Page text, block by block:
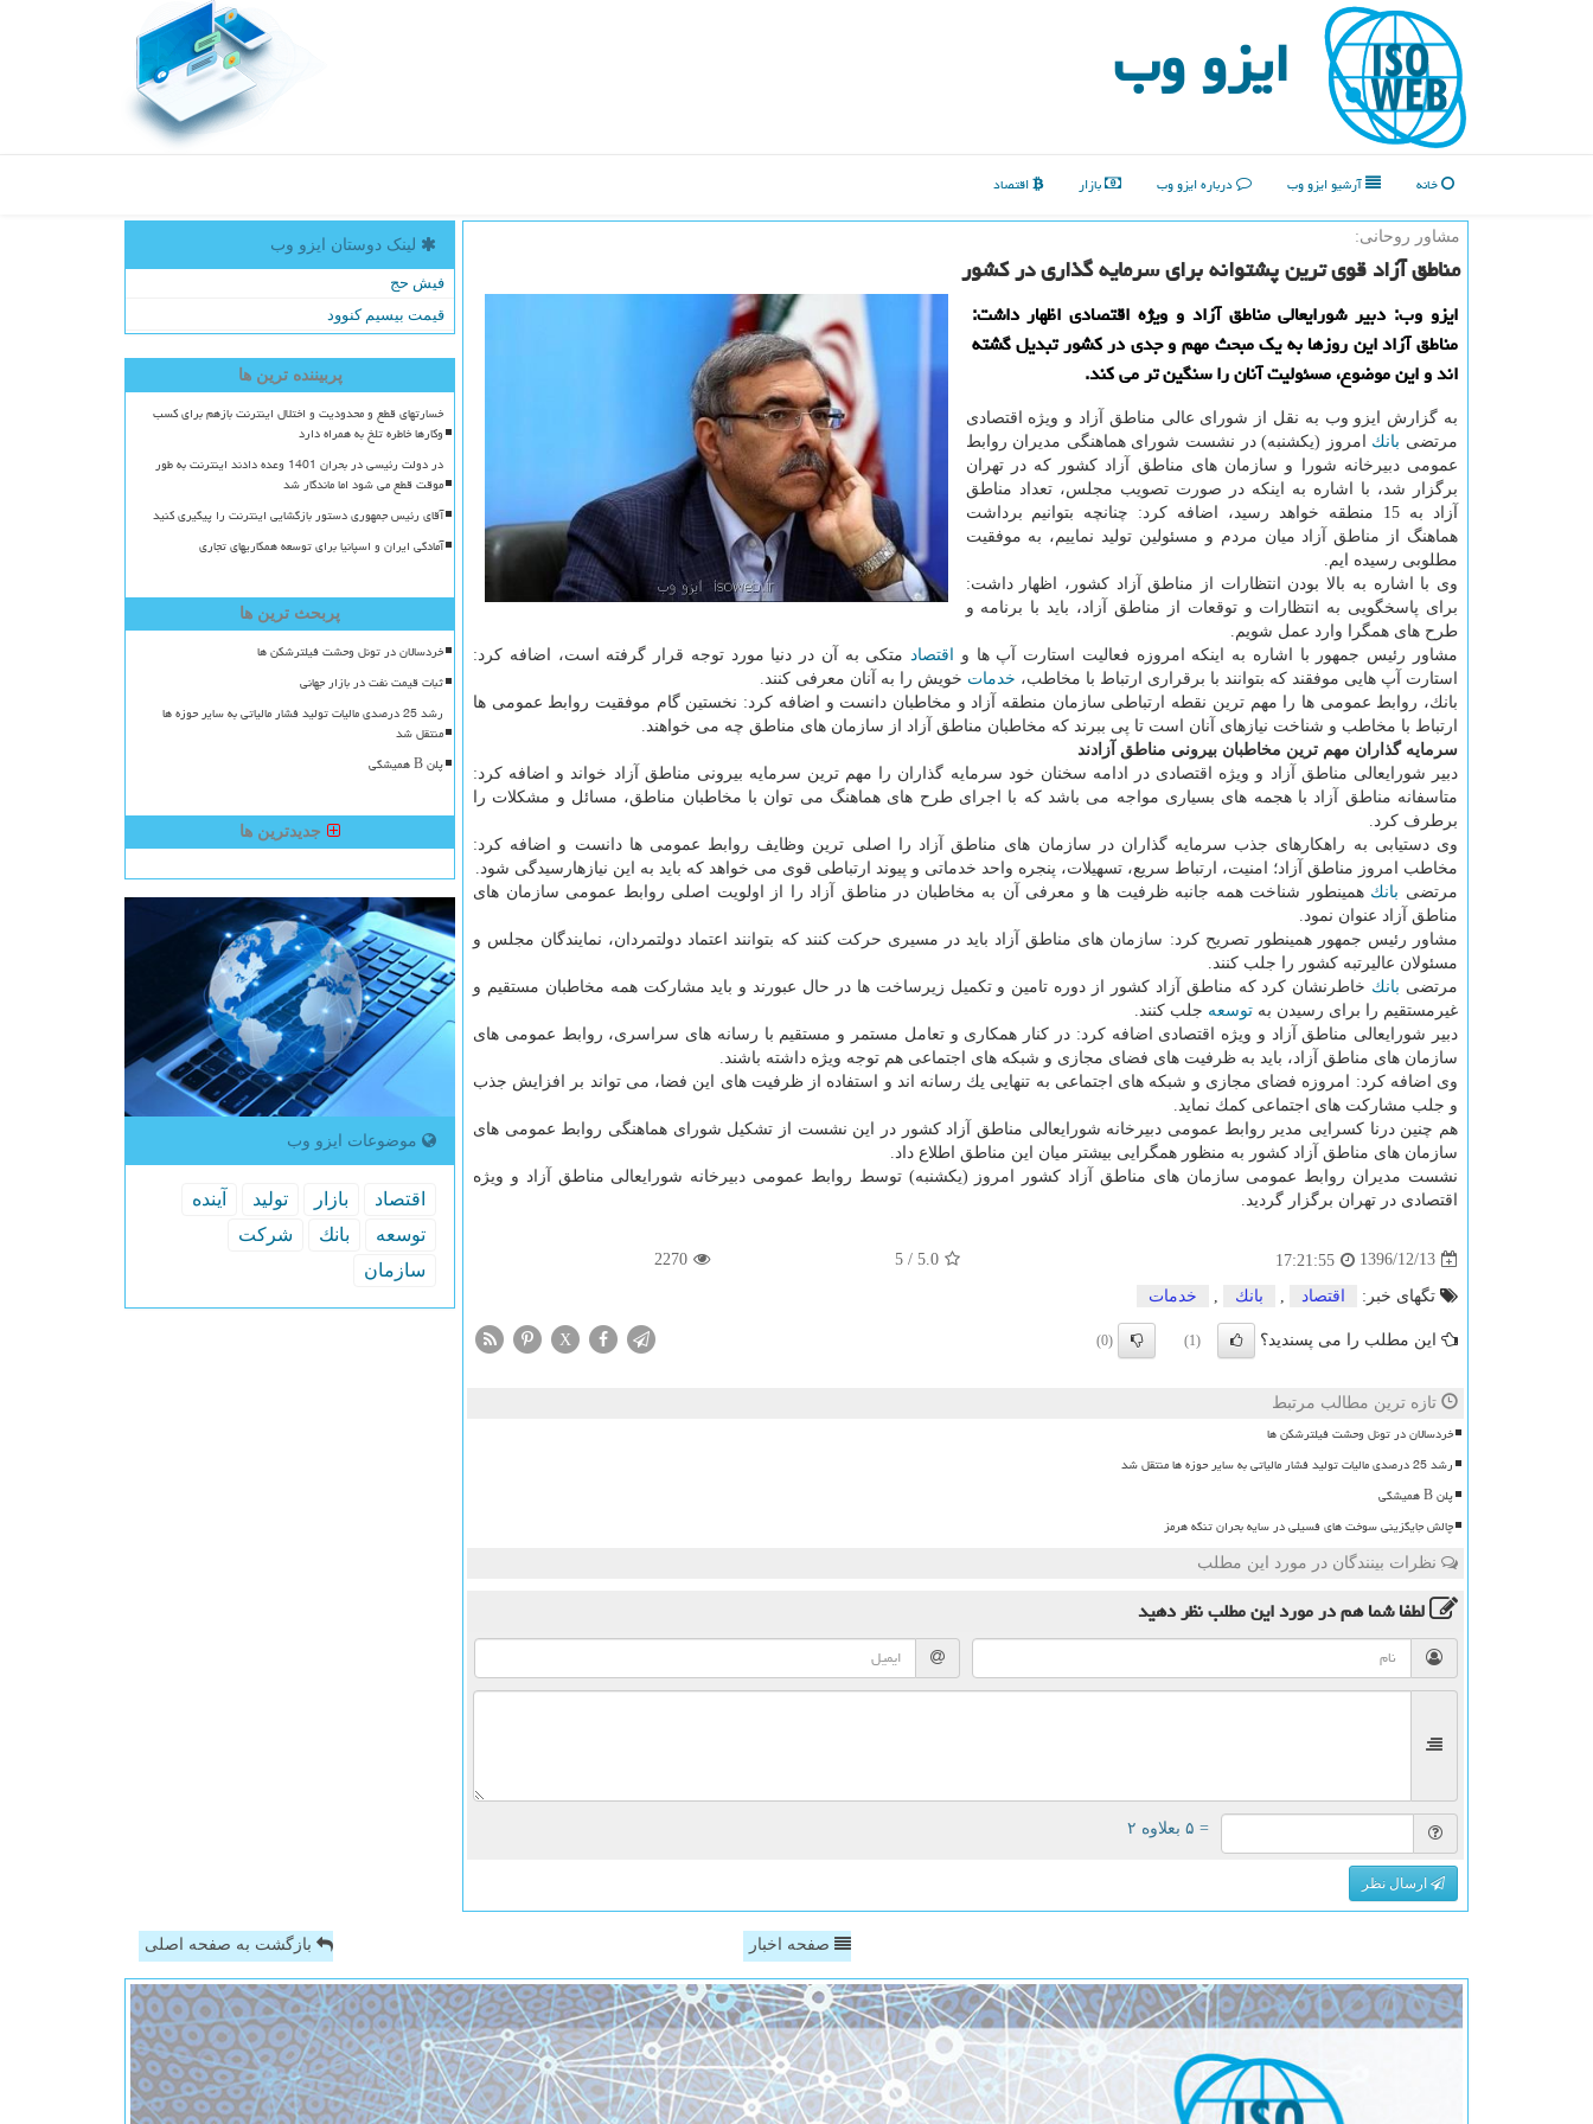
ایزو وب
خانه آرشیو ایزو وب درباره ایزو وب بازار اقتصاد
مشاور روحانی:
مناطق آزاد قوی ترین پشتوانه برای سرمایه گذاری در كشور
ایزو وب: دبیر شورایعالی مناطق آزاد و ویژه اقتصادی اظهار داشت:
مناطق آزاد این روزها به یك مبحث مهم و جدی در كشور تبدیل گشته
اند و این موضوع، مسئولیت آنان را سنگین تر می كند.
به گزارش ایزو وب به نقل از شورای عالی مناطق آزاد و ویژه اقتصادی
مرتضی بانك امروز (یكشنبه) در نشست شورای هماهنگی مدیران روابط
عمومی دبیرخانه شورا و سازمان های مناطق آزاد كشور كه در تهران
برگزار شد، با اشاره به اینكه در صورت تصویب مجلس، تعداد مناطق
آزاد به 15 منطقه خواهد رسید، اضافه كرد: چنانچه بتوانیم برداشت
هماهنگ از مناطق آزاد میان مردم و مسئولین تولید نماییم، به موفقیت
مطلوبی رسیده ایم.
وی با اشاره به بالا بودن انتظارات از مناطق آزاد كشور، اظهار داشت:
برای پاسخگویی به انتظارات و توقعات از مناطق آزاد، باید با برنامه و
طرح های همگرا وارد عمل شویم.
مشاور رئیس جمهور با اشاره به اینكه امروزه فعالیت استارت آپ ها و
اقتصادمتكی به آن در دنیا مورد توجه قرار گرفته است، اضافه كرد:
استارت آپ هایی موفقند كه بتوانند با برقراری ارتباط با مخاطب، خدمات خویش را به آنان معرفی كنند.
بانك، روابط عمومی ها را مهم ترین نقطه ارتباطی سازمان منطقه آزاد و مخاطبان دانست و اضافه كرد: نخستین گام موفقیت روابط عمومی ها
ارتباط با مخاطب و شناخت نیازهای آنان است تا پی ببرند كه مخاطبان مناطق آزاد از سازمان های مناطق چه می خواهند.
سرمایه گذاران مهم ترین مخاطبان بیرونی مناطق آزادند
دبیر شورایعالی مناطق آزاد و ویژه اقتصادی در ادامه سخنان خود سرمایه گذاران را مهم ترین سرمایه بیرونی مناطق آزاد خواند و اضافه كرد:
متاسفانه مناطق آزاد با هجمه های بسیاری مواجه می باشد كه با اجرای طرح های هماهنگ می توان با مخاطبان مناطق، مسائل و مشكلات را
برطرف كرد.
وی دستیابی به راهكارهای جذب سرمایه گذاران در سازمان های مناطق آزاد را اصلی ترین وظایف روابط عمومی ها دانست و اضافه كرد:
مخاطب امروز مناطق آزاد؛ امنیت، ارتباط سریع، تسهیلات، پنجره واحد خدماتی و پیوند ارتباطی قوی می خواهد كه باید به این نیازهارسیدگی شود.
مرتضی بانك همینطور شناخت همه جانبه ظرفیت ها و معرفی آن به مخاطبان در مناطق آزاد را از اولویت اصلی روابط عمومی سازمان های
مناطق آزاد عنوان نمود.
مشاور رئیس جمهور همینطور تصریح كرد: سازمان های مناطق آزاد باید در مسیری حركت كنند كه بتوانند اعتماد دولتمردان، نمایندگان مجلس و
مسئولان عالیرتبه كشور را جلب كنند.
مرتضی بانك خاطرنشان كرد كه مناطق آزاد كشور از دوره تامین و تكمیل زیرساخت ها در حال عبورند و باید مشاركت همه مخاطبان مستقیم و
غیرمستقیم را برای رسیدن به توسعه جلب كنند.
دبیر شورایعالی مناطق آزاد و ویژه اقتصادی اضافه كرد: در كنار همكاری و تعامل مستمر و مستقیم با رسانه های سراسری، روابط عمومی های
سازمان های مناطق آزاد، باید به ظرفیت های فضای مجازی و شبكه های اجتماعی هم توجه ویژه داشته باشند.
وی اضافه كرد: امروزه فضای مجازی و شبكه های اجتماعی به تنهایی یك رسانه اند و استفاده از ظرفیت های این فضا، می تواند بر افزایش جذب
و جلب مشاركت های اجتماعی كمك نماید.
هم چنین درنا كسرایی مدیر روابط عمومی دبیرخانه شورایعالی مناطق آزاد كشور در این نشست از تشكیل شورای هماهنگی روابط عمومی های
سازمان های مناطق آزاد كشور به منظور همگرایی بیشتر میان این مناطق اطلاع داد.
نشست مدیران روابط عمومی سازمان های مناطق آزاد كشور امروز (یكشنبه) توسط روابط عمومی دبیرخانه شورایعالی مناطق آزاد و ویژه
اقتصادی در تهران برگزار گردید.
1396/12/13
17:21:55
5.0
/
5
2270
تگهای خبر: اقتصاد بانك خدمات
این مطلب را می پسندید؟ (1)
(0)
X
تازه ترین مطالب مرتبط
خردسالان در تونل وحشت فیلترشکن ها
رشد 25 درصدی مالیات تولید فشار مالیاتی به سایر حوزه ها منتقل شد
پلن B همیشگی
چالش جایگزینی سوخت های فسیلی در سایه بحران تنگه هرمز
نظرات بینندگان در مورد این مطلب
لطفا شما همدر مورد این مطلبنظر دهید
= ۵ بعلاوه ۲
ارسال نظر
لینک دوستان ایزو وب
فیش حج
قیمت بیسیم کنوود
پربیننده ترین ها
خسارتهای قطع و محدودیت و اختلال اینترنت بازهم برای کسب
وکارها خاطره تلخ به همراه دارد
در دولت رئیسی در بحران 1401 وعده دادند اینترنت به طور
موقت قطع می شود اما ماندگار شد
آقای رئیس جمهوری دستور بازگشایی اینترنت را پیگیری کنید
آمادگی ایران و اسپانیا برای توسعه همکاریهای تجاری
پربحث ترین ها
خردسالان در تونل وحشت فیلترشکن ها
ثبات قیمت نفت در بازار جهانی
رشد 25 درصدی مالیات تولید فشار مالیاتی به سایر حوزه ها
منتقل شد
پلن B همیشگی
جدیدترین ها
موضوعات ایزو وب
اقتصاد بازار تولید
آینده
توسعه
بانك
شركت
سازمان
صفحه اخبار بازگشت به صفحه اصلی